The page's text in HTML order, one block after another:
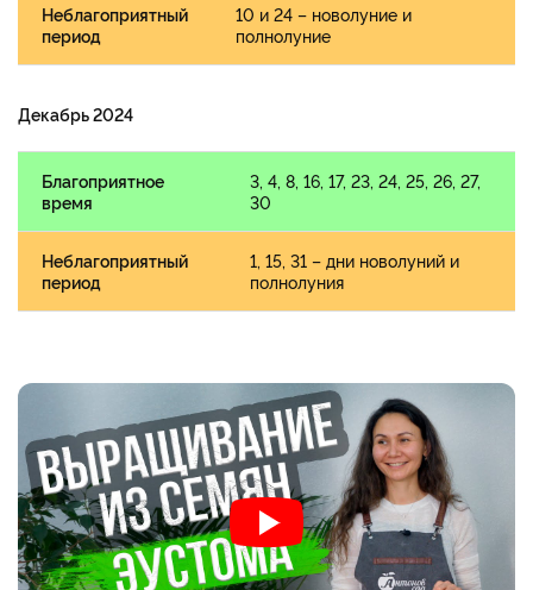
Неблагоприятный
период
10 и 24 – новолуние и
полнолуние
Декабрь 2024
Благоприятное
время
3, 4, 8, 16, 17, 23, 24, 25, 26, 27,
30
Неблагоприятный
период
1, 15, 31 – дни новолуний и
полнолуния